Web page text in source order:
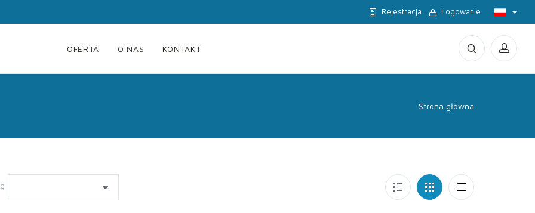
Rejestracja Logowanie
OFERTA O NAS KONTAKT
Strona główna